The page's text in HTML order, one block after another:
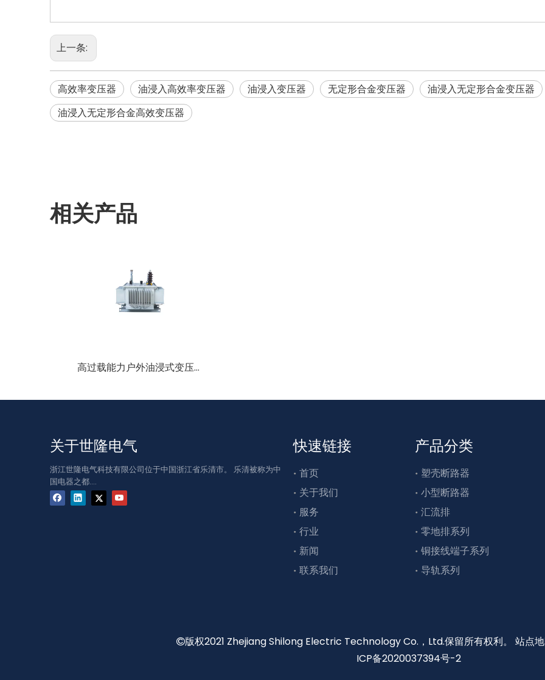
上一条:
高效率变压器 油浸入高效率变压器 油浸入变压器 无定形合金变压器 油浸入无定形合金变压器
油浸入无定形合金高效变压器
相关产品
高过载能力户外油浸式变压器
关于世隆电气
浙江世隆电气科技有限公司位于中国浙江省乐清市。 乐清被称为中
国电器之都....
快速链接
首页
关于我们
服务
行业
新闻
联系我们
产品分类
塑壳断路器
小型断路器
汇流排
零地排系列
铜接线端子系列
导轨系列
版权2021 Zhejiang Shilong Electric Technology Co.，Ltd.保留所有权利。 站点
ICP备2020037394号-2